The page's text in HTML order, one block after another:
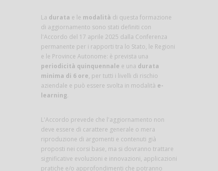
La durata e le modalità di questa formazione
di aggiornamento sono stati definiti con
l'Accordo del 17 aprile 2025 dalla Conferenza
permanente per i rapporti tra lo Stato, le Regioni
e le Province Autonome: è prevista una
periodicità quinquennale e una durata
minima di 6 ore, per tutti i livelli di rischio
aziendale e può essere svolta in modalità e-
learning.
L'Accordo prevede che l'aggiornamento non
deve essere di carattere generale o mera
riproduzione di argomenti e contenuti già
proposti nei corsi base, ma si dovranno trattare
significative evoluzioni e innovazioni, applicazioni
pratiche e/o approfondimenti che potranno